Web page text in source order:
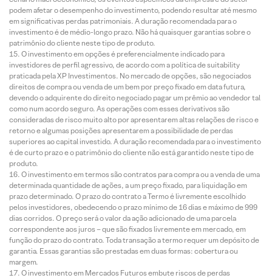
podem afetar o desempenho do investimento, podendo resultar até mesmo
em significativas perdas patrimoniais. A duração recomendada para o
investimento é de médio-longo prazo. Não há quaisquer garantias sobre o
patrimônio do cliente neste tipo de produto.
O investimento em opções é preferencialmente indicado para
investidores de perfil agressivo, de acordo com a política de suitability
praticada pela XP Investimentos. No mercado de opções, são negociados
direitos de compra ou venda de um bem por preço fixado em data futura,
devendo o adquirente do direito negociado pagar um prêmio ao vendedor tal
como num acordo seguro. As operações com esses derivativos são
consideradas de risco muito alto por apresentarem altas relações de risco e
retorno e algumas posições apresentarem a possibilidade de perdas
superiores ao capital investido. A duração recomendada para o investimento
é de curto prazo e o patrimônio do cliente não está garantido neste tipo de
produto.
O investimento em termos são contratos para compra ou a venda de uma
determinada quantidade de ações, a um preço fixado, para liquidação em
prazo determinado. O prazo do contrato a Termo é livremente escolhido
pelos investidores, obedecendo o prazo mínimo de 16 dias e máximo de 999
dias corridos. O preço será o valor da ação adicionado de uma parcela
correspondente aos juros – que são fixados livremente em mercado, em
função do prazo do contrato. Toda transação a termo requer um depósito de
garantia. Essas garantias são prestadas em duas formas: cobertura ou
margem.
O investimento em Mercados Futuros embute riscos de perdas